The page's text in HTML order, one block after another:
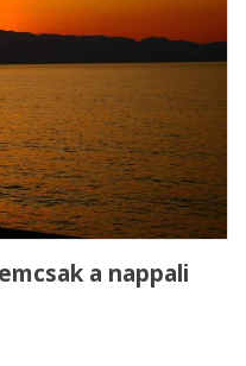
a nappali